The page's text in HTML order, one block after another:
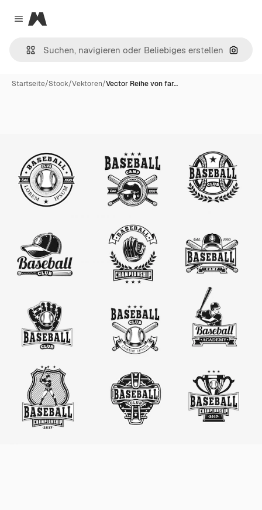
Close menu
Magnific
Nach
Startseite/Stock/Vektoren/Vector Reihe von far…